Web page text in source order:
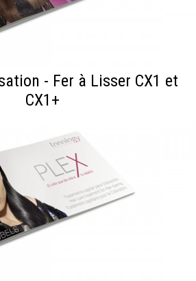
- Fer à Lisser CX1 et
CX1+